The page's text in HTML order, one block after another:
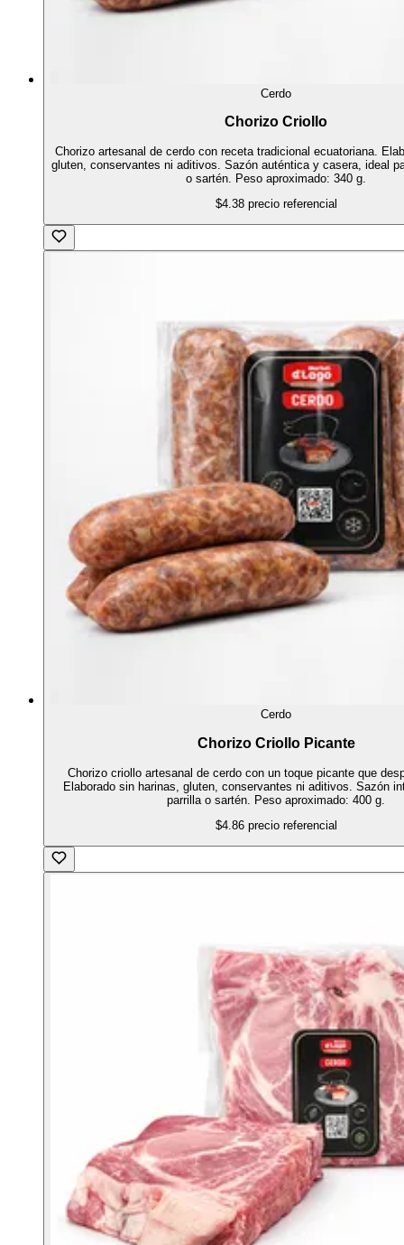
Cerdo
Chorizo Criollo
Chorizo artesanal de cerdo con receta tradicional ecuatoriana.
gluten, conservantes ni aditivos. Sazón auténtica y casera, ideal
o sartén. Peso aproximado: 340 g.
$4.38 precio referencial
Cerdo
Chorizo Criollo Picante
Chorizo criollo artesanal de cerdo con un toque picante que
Elaborado sin harinas, gluten, conservantes ni aditivos. Sazón
parrilla o sartén. Peso aproximado: 400 g.
$4.86 precio referencial